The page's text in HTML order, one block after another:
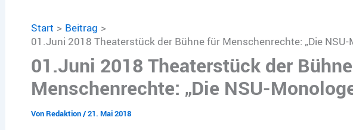
Start
Beitrag
01.Juni 2018 Theaterstück der Bühne für Menschenrechte: „Die NSU-
01.Juni 2018 Theaterstück der
Menschenrechte: „Die NSU-
VonRedaktion/21. Mai 2018